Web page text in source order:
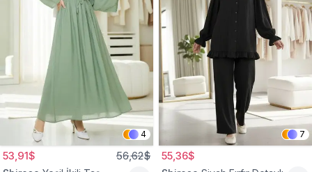
4
53,91$ 56,62$
7
55,36$